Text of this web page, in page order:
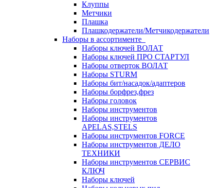
Клуппы
Метчики
Плашка
Плашкодержатели/Метчикодержатели
Наборы в ассортименте
Наборы ключей ВОЛАТ
Наборы ключей ПРО СТАРТУЛ
Наборы отверток ВОЛАТ
Наборы STURM
Наборы бит/насадок/адаптеров
Наборы борфрез,фрез
Наборы головок
Наборы инструментов
Наборы инструментов
APELAS,STELS
Наборы инструментов FORCE
Наборы инструментов ДЕЛО
ТЕХНИКИ
Наборы инструментов СЕРВИС
КЛЮЧ
Наборы ключей